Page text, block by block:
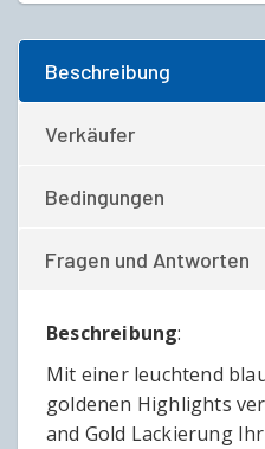
Beschreibung
Verkäufer
Bedingungen
Fragen und Antworten
Beschreibung:
Mit einer leuchtend
goldenen Highlights
and Gold Lackierung